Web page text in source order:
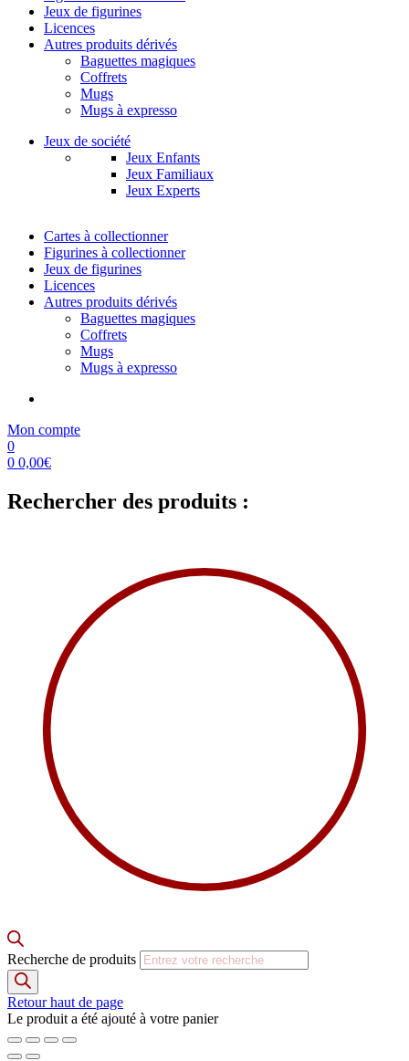
Jeux de figurines
Licences
Autres produits dérivés
Baguettes magiques
Coffrets
Mugs
Mugs à expresso
Jeux de société
Jeux Enfants
Jeux Familiaux
Jeux Experts
Cartes à collectionner
Figurines à collectionner
Jeux de figurines
Licences
Autres produits dérivés
Baguettes magiques
Coffrets
Mugs
Mugs à expresso
Mon compte
0
0 0,00€
Rechercher des produits :
Recherche de produits
Retour haut de page
Le produit a été ajouté à votre panier